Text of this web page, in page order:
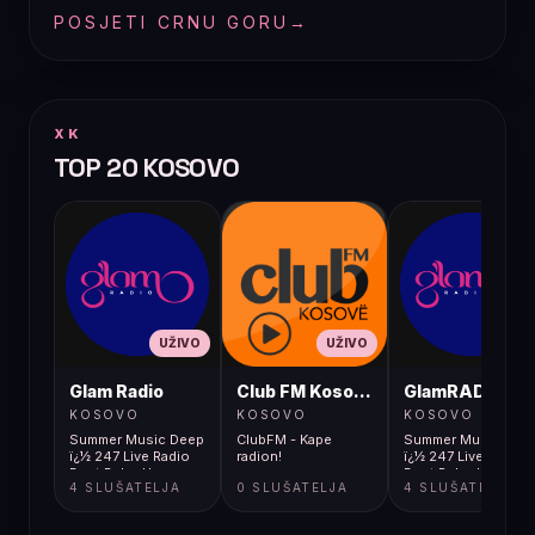
POSJETI CRNU GORU →
XK
TOP 20 KOSOVO
UŽIVO
Glam Radio
KOSOVO
Summer Music Deep
ï¿½ 247 Live Radio
Best Relax Hou
4 SLUŠATELJA
UŽIVO
Club FM Kosovë
KOSOVO
ClubFM - Kape
radion!
0 SLUŠATELJA
GlamRADIO
KOSOVO
Summer Music
ï¿½ 247 Live Radio
Best Relax Hou
4 SLUŠATELJA